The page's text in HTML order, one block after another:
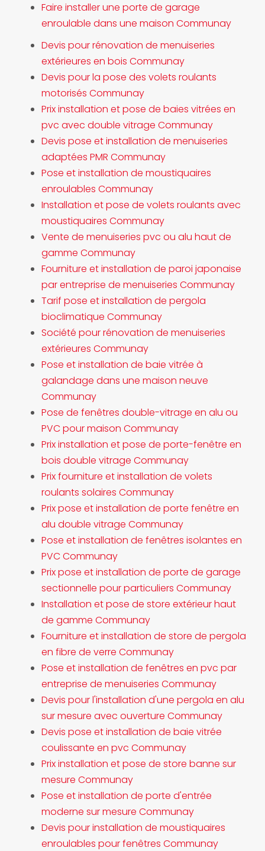
Faire installer une porte de garage
enroulable dans une maison Communay
Devis pour rénovation de menuiseries
extérieures en bois Communay
Devis pour la pose des volets roulants
motorisés Communay
Prix installation et pose de baies vitrées en
pvc avec double vitrage Communay
Devis pose et installation de menuiseries
adaptées PMR Communay
Pose et installation de moustiquaires
enroulables Communay
Installation et pose de volets roulants avec
moustiquaires Communay
Vente de menuiseries pvc ou alu haut de
gamme Communay
Fourniture et installation de paroi japonaise
par entreprise de menuiseries Communay
Tarif pose et installation de pergola
bioclimatique Communay
Société pour rénovation de menuiseries
extérieures Communay
Pose et installation de baie vitrée à
galandage dans une maison neuve
Communay
Pose de fenêtres double-vitrage en alu ou
PVC pour maison Communay
Prix installation et pose de porte-fenêtre en
bois double vitrage Communay
Prix fourniture et installation de volets
roulants solaires Communay
Prix pose et installation de porte fenêtre en
alu double vitrage Communay
Pose et installation de fenêtres isolantes en
PVC Communay
Prix pose et installation de porte de garage
sectionnelle pour particuliers Communay
Installation et pose de store extérieur haut
de gamme Communay
Fourniture et installation de store de pergola
en fibre de verre Communay
Pose et installation de fenêtres en pvc par
entreprise de menuiseries Communay
Devis pour l'installation d'une pergola en alu
sur mesure avec ouverture Communay
Devis pose et installation de baie vitrée
coulissante en pvc Communay
Prix installation et pose de store banne sur
mesure Communay
Pose et installation de porte d'entrée
moderne sur mesure Communay
Devis pour installation de moustiquaires
enroulables pour fenêtres Communay